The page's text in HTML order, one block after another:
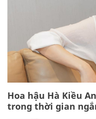
Hoa hậu Hà Kiều
trong thời gian